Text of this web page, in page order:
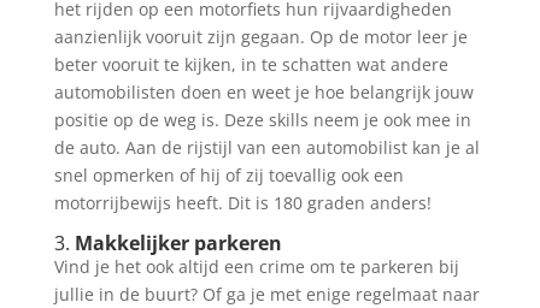
het rijden op een motorfiets hun rijvaardigheden
aanzienlijk vooruit zijn gegaan. Op de motor leer je
beter vooruit te kijken, in te schatten wat andere
automobilisten doen en weet je hoe belangrijk jouw
positie op de weg is. Deze skills neem je ook mee in
de auto. Aan de rijstijl van een automobilist kan je al
snel opmerken of hij of zij toevallig ook een
motorrijbewijs heeft. Dit is 180 graden anders!
3. Makkelijker parkeren
Vind je het ook altijd een crime om te parkeren bij
jullie in de buurt? Of ga je met enige regelmaat naar